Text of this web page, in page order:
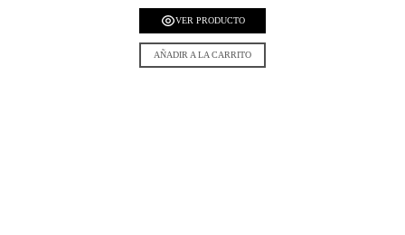
VER PRODUCTO
AÑADIR A LA CARRITO